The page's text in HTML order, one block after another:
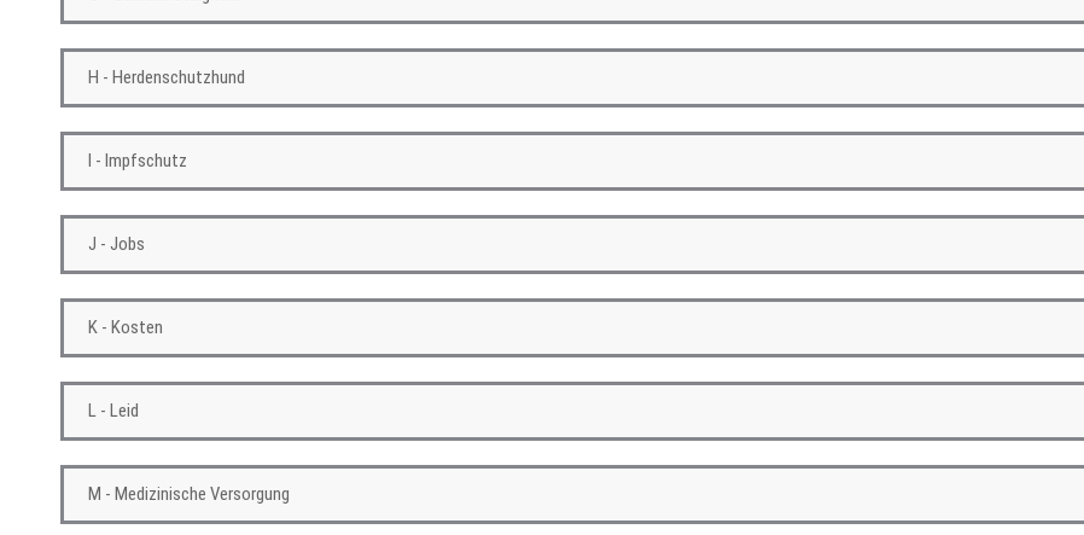
H - Herdenschutzhund
I - Impfschutz
J - Jobs
K - Kosten
L - Leid
M - Medizinische Versorgung